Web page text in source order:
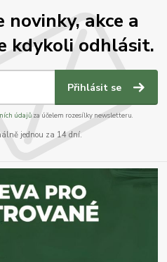
akce a
kdykoli odhlásit.
Přihlásit se
údajůza účelem rozesílky newsletteru.
jednou za 14 dní.